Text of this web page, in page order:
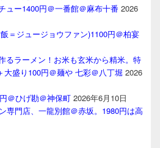
ュー1400円＠一番館＠麻布十番 2026
＝ジュージョウファン)1100円＠柏宴
るラーメン！お米も玄米から精米。特
大盛り100円＠麺や 七彩＠八丁堀 2026
＠ひげ勘＠神保町 2026年6月10日
専門店、一龍別館＠赤坂。1980円は高